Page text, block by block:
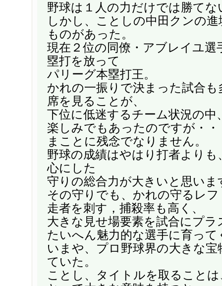
野球は１人の力だけでは勝て
しかし、ことしの中田クンの
ものがあった。
現在２位の同僚・アブレイユ選
塁打を放って
パリーグ本塁打王。
かれの一振りで決まった試合
席を見ることが、
下位に低迷するチーム状況の中
楽しみでもあったのですが・・
まことに残念でなりません。
野球の成績はやはり打者よりも
心にした
守りの総合力が大きいと思いま
その守りでも、かれの守るレ
走者を刺す，捕殺率も高く、
大きな見せ場要素を試合にプラ
たいへん魅力的な選手に育って
いまや、プロ野球界の大きな
ていた。
ことし、タイトルを取ること